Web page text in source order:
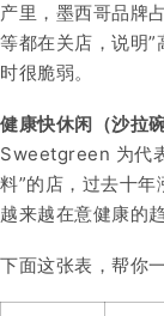
产里，墨西哥品牌
等都在关店，说明
时很脆弱。
健康快休闲（沙拉
Sweetgreen 为代
料”的店，过去十
越来越在意健康的趋
下面这张表，帮你